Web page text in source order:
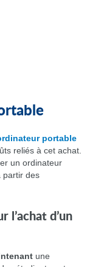
portable
reliés à cet achat.
un ordinateur
partir des
l’achat d’un
une